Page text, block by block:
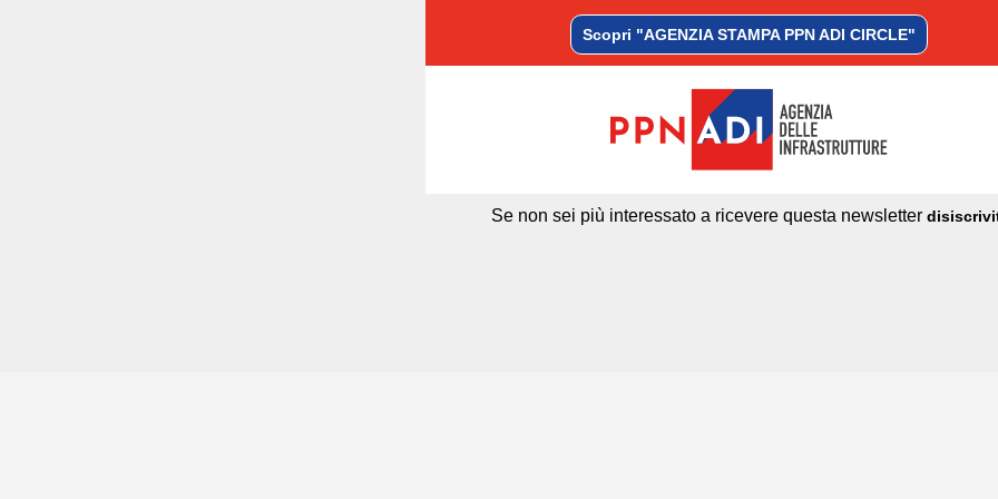
Scopri "AGENZIA STAMPA PPN ADI CIRCLE"
Se non sei più interessato a ricevere questa newsletter